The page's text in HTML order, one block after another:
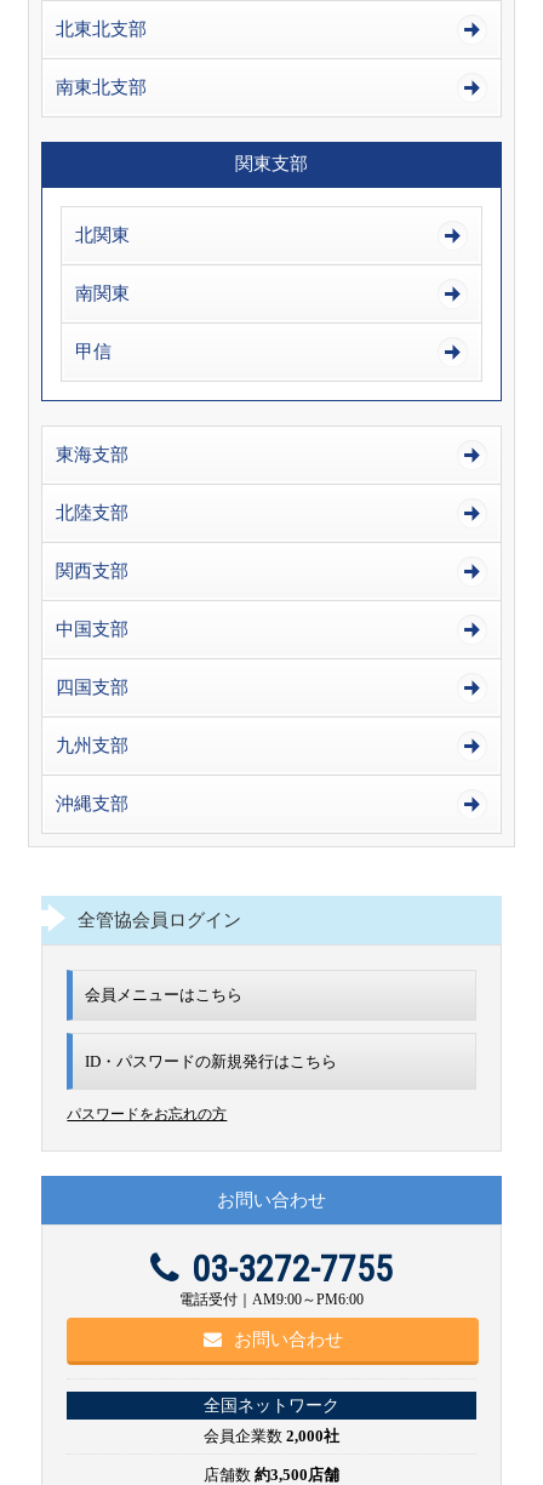
北東北支部
南東北支部
関東支部
北関東
南関東
甲信
東海支部
北陸支部
関西支部
中国支部
四国支部
九州支部
沖縄支部
全管協会員ログイン
会員メニューはこちら
ID・パスワードの新規発行は こちら
パスワードをお忘れの方
お問い合わせ
03-3272-7755
電話受付｜AM9:00～PM6:00
お問い合わせ
全国ネットワーク
会員企業数 2,000社
店舗数 約3,500店舗